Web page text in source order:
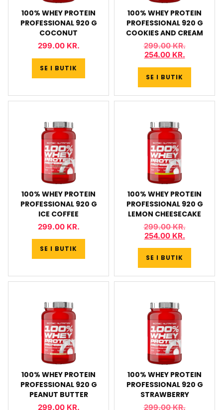
100% WHEY PROTEIN
PROFESSIONAL 920 G
COCONUT
299.00 KR.
SE I BUTIK
100% WHEY PROTEIN
PROFESSIONAL 920 G
COOKIES AND CREAM
299.00KR.
254.00 KR.
SE I BUTIK
100% WHEY PROTEIN
PROFESSIONAL 920 G
ICE COFFEE
299.00 KR.
SE I BUTIK
100% WHEY PROTEIN
PROFESSIONAL 920 G
LEMON CHEESECAKE
299.00KR.
254.00 KR.
SE I BUTIK
100% WHEY PROTEIN
PROFESSIONAL 920 G
PEANUT BUTTER
299.00 KR.
100% WHEY PROTEIN
PROFESSIONAL 920 G
STRAWBERRY
299.00KR.